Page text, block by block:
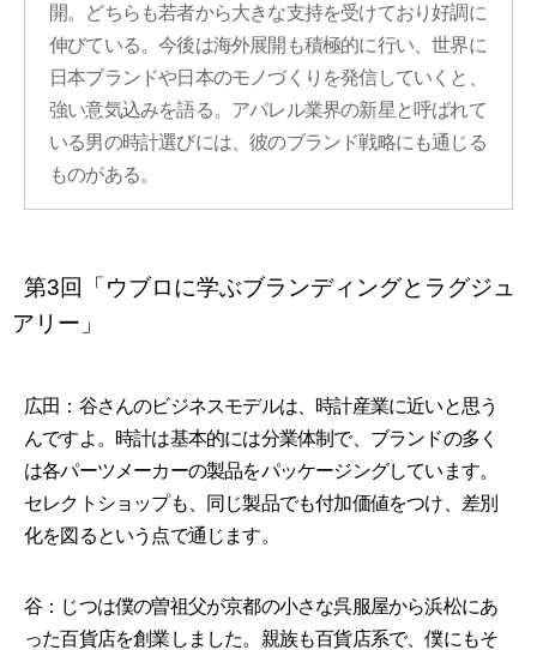
開。どちらも若者から大きな支持を受けており好調に
伸びている。今後は海外展開も積極的に行い、世界に
日本ブランドや日本のモノづくりを発信していくと、
強い意気込みを語る。アパレル業界の新星と呼ばれて
いる男の時計選びには、彼のブランド戦略にも通じる
ものがある。
第3回「ウブロに学ぶブランディングとラグジュ
アリー」
広田：谷さんのビジネスモデルは、時計産業に近いと思う
んですよ。時計は基本的には分業体制で、ブランドの多く
は各パーツメーカーの製品をパッケージングしています。
セレクトショップも、同じ製品でも付加価値をつけ、差別
化を図るという点で通じます。
谷：じつは僕の曽祖父が京都の小さな呉服屋から浜松にあ
った百貨店を創業しました。親族も百貨店系で、僕にもそ